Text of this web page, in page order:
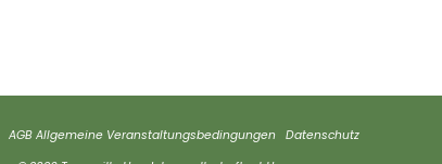
AGB Allgemeine Veranstaltungsbedingungen
Datenschutz